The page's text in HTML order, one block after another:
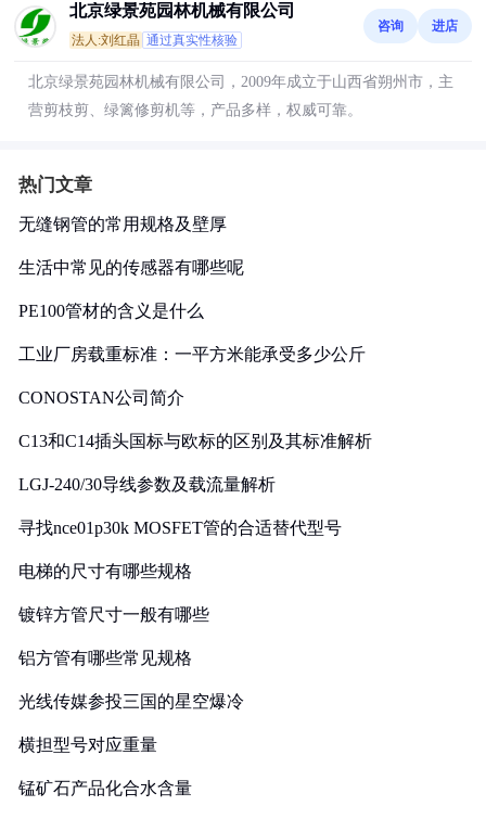
北京绿景苑园林机械有限公司
法人:刘红晶 通过真实性核验
咨询 进店
北京绿景苑园林机械有限公司，2009年成立于山西省朔州市，主
营剪枝剪、绿篱修剪机等，产品多样，权威可靠。
热门文章
无缝钢管的常用规格及壁厚
生活中常见的传感器有哪些呢
PE100管材的含义是什么
工业厂房载重标准：一平方米能承受多少公斤
CONOSTAN公司简介
C13和C14插头国标与欧标的区别及其标准解析
LGJ-240/30导线参数及载流量解析
寻找nce01p30k MOSFET管的合适替代型号
电梯的尺寸有哪些规格
镀锌方管尺寸一般有哪些
铝方管有哪些常见规格
光线传媒参投三国的星空爆冷
横担型号对应重量
锰矿石产品化合水含量